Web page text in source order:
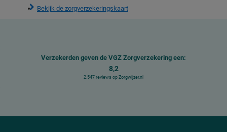
Bekijk de zorgverzekeringskaart
Verzekerden geven de VGZ Zorgverzekering een:
8,2
2.547 reviews op Zorgwijzer.nl